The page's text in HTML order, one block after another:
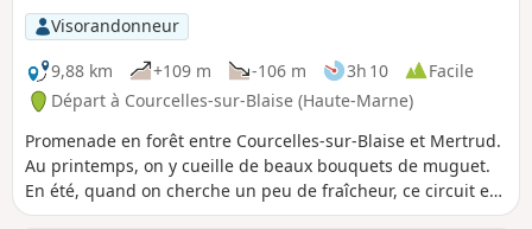
Visorandonneur
9,88 km
+109 m -106 m 3h 10
Facile
Départ à Courcelles-sur-Blaise (Haute-Marne)
Promenade en forêt entre Courcelles-sur-Blaise et Mertrud.
Au printemps, on y cueille de beaux bouquets de muguet.
En été, quand on cherche un peu de fraîcheur, ce circuit est
idéal car entièrement sous couvert de la forêt.